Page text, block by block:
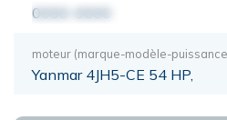
0000-0000
moteur (marque-modèle-
Yanmar 4JH5-CE 54 HP,